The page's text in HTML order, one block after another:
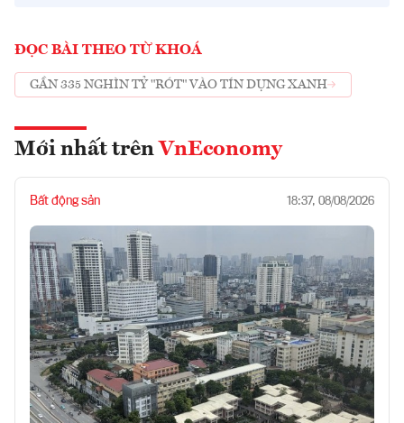
ĐỌC BÀI THEO TỪ KHOÁ
GẦN 335 NGHÌN TỶ "RÓT" VÀO TÍN DỤNG XANH
Mới nhất trên VnEconomy
Bất động sản 18:37, 08/08/2026